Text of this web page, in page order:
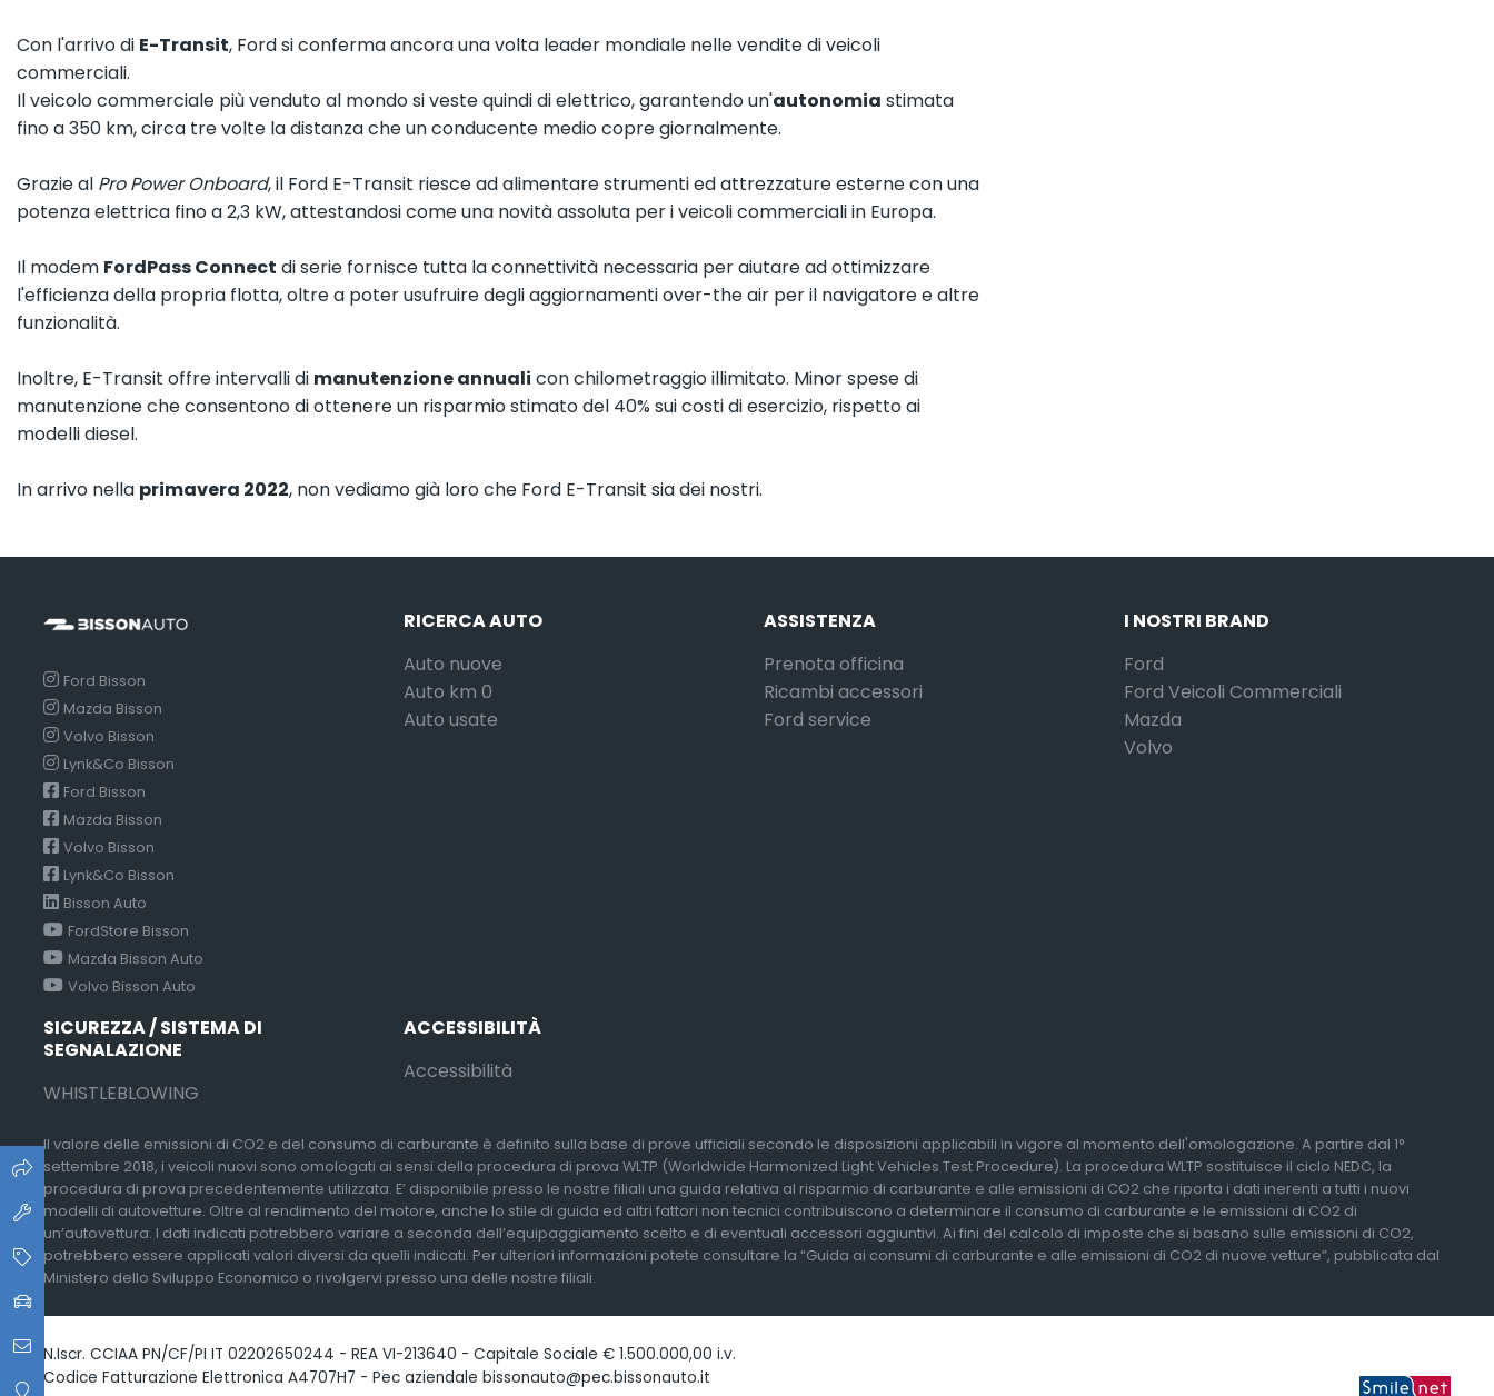
Con l'arrivo di E-Transit, Ford si conferma ancora una volta leader mondiale nelle vendite di veicoli
commerciali.
Il veicolo commerciale più venduto al mondo si veste quindi di elettrico, garantendo un'autonomia stimata
fino a 350 km, circa tre volte la distanza che un conducente medio copre giornalmente.
Grazie al Pro Power Onboard, il Ford E-Transit riesce ad alimentare strumenti ed attrezzature esterne con una
potenza elettrica fino a 2,3 kW, attestandosi come una novità assoluta per i veicoli commerciali in Europa.
Il modem FordPass Connect di serie fornisce tutta la connettività necessaria per aiutare ad ottimizzare
l'efficienza della propria flotta, oltre a poter usufruire degli aggiornamenti over-the air per il navigatore e altre
funzionalità.
Inoltre, E-Transit offre intervalli di manutenzione annuali con chilometraggio illimitato. Minor spese di
manutenzione che consentono di ottenere un risparmio stimato del 40% sui costi di esercizio, rispetto ai
modelli diesel.
In arrivo nella primavera 2022, non vediamo già loro che Ford E-Transit sia dei nostri.
Ford Bisson
Mazda Bisson
Volvo Bisson
Lynk&Co Bisson
Ford Bisson
Mazda Bisson
Volvo Bisson
Lynk&Co Bisson
Bisson Auto
FordStore Bisson
Mazda Bisson Auto
Volvo Bisson Auto
RICERCA AUTO
Auto nuove
Auto km 0
Auto usate
ASSISTENZA
Prenota officina
Ricambi accessori
Ford service
I NOSTRI BRAND
Ford
Ford Veicoli Commerciali
Mazda
Volvo
SICUREZZA / SISTEMA DI
SEGNALAZIONE
WHISTLEBLOWING
ACCESSIBILITÀ
Accessibilità
Il valore delle emissioni di CO2 e del consumo di carburante è definito sulla base di prove ufficiali secondo le disposizioni applicabili in vigore al momento dell'omologazione. A partire dal 1°
settembre 2018, i veicoli nuovi sono omologati ai sensi della procedura di prova WLTP (Worldwide Harmonized Light Vehicles Test Procedure). La procedura WLTP sostituisce il ciclo NEDC, la
procedura di prova precedentemente utilizzata. E’ disponibile presso le nostre filiali una guida relativa al risparmio di carburante e alle emissioni di CO2 che riporta i dati inerenti a tutti i nuovi
modelli di autovetture. Oltre al rendimento del motore, anche lo stile di guida ed altri fattori non tecnici contribuiscono a determinare il consumo di carburante e le emissioni di CO2 di
un’autovettura. I dati indicati potrebbero variare a seconda dell’equipaggiamento scelto e di eventuali accessori aggiuntivi. Ai fini del calcolo di imposte che si basano sulle emissioni di CO2,
potrebbero essere applicati valori diversi da quelli indicati. Per ulteriori informazioni potete consultare la “Guida ai consumi di carburante e alle emissioni di CO2 di nuove vetture”, pubblicata dal
Ministero dello Sviluppo Economico o rivolgervi presso una delle nostre filiali.
N.Iscr. CCIAA PN/CF/PI IT 02202650244 - REA VI-213640 - Capitale Sociale € 1.500.000,00 i.v.
Codice Fatturazione Elettronica A4707H7 - Pec aziendale bissonauto@pec.bissonauto.it